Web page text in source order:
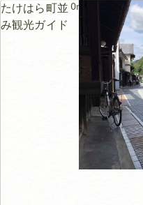
たけはら町並
み観光ガイド
0m